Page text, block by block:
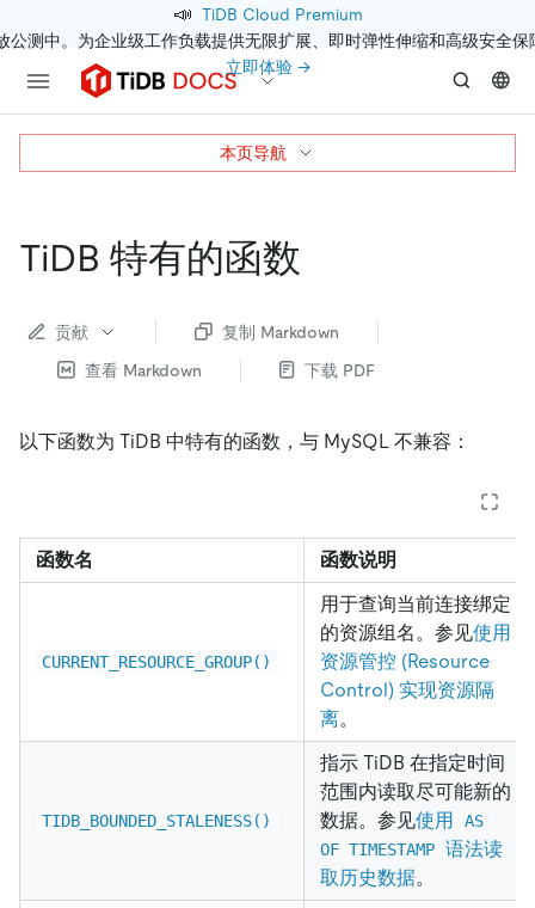
📣 TiDB Cloud Premium
公测中。为企业级工作负载提供无限扩展、即时弹性伸缩和高级安全保
立即体验 →
TiDB 特有的函数
贡献
复制 Markdown
查看 Markdown
下载 PDF
以下函数为 TiDB 中特有的函数，与 MySQL 不兼容：
函数名 函数说明
CURRENT_RESOURCE_GROUP()
用于查询当前连接绑定
的资源组名。参见使用
资源管控 (Resource
Control) 实现资源隔
离。
TIDB_BOUNDED_STALENESS()
指示 TiDB 在指定时间
范围内读取尽可能新的
数据。参见使用
AS
OF TIMESTAMP 语法读
取历史数据。
本页导航